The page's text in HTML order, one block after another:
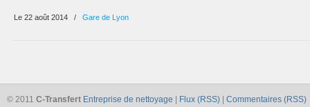
Le 22 août 2014 / Gare de Lyon
© 2011 C-Transfert Entreprise de nettoyage Flux (RSS) Commentaires (RSS)